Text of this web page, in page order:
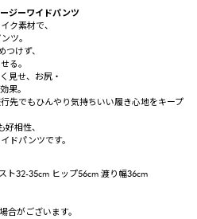
ジーワイドパンツ
ク素材で、
ツ。
けず、
る。
見せ、お尻・
果。
先でもひんやり気持ちいい履き心地をキープ
相性、
ドパンツです。
ト32-35cm ヒップ56cm 渡り幅36cm
合がございます。